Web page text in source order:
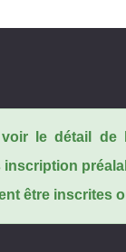
le détail de
inscription
être inscrites